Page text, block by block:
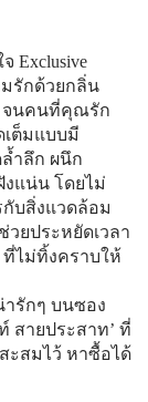
รักด้วยกลิ่น
จนคนที่คุณรัก
ต็มแบบมี
ำลึก ผนึก
แน่น โดยไม่
กับสิ่งแวดล้อม
ยประหยัดเวลา
ไม่ทิ้งคราบให้
ๆ บนซอง
สายประสาท’ ที่
ะสมไว้ หาซื้อได้